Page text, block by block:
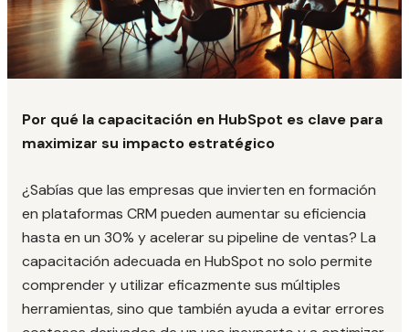
Por qué la capacitación en HubSpot es clave para
maximizar su impacto estratégico
¿Sabías que las empresas que invierten en formación
en plataformas CRM pueden aumentar su eficiencia
hasta en un 30% y acelerar su pipeline de ventas? La
capacitación adecuada en HubSpot no solo permite
comprender y utilizar eficazmente sus múltiples
herramientas, sino que también ayuda a evitar errores